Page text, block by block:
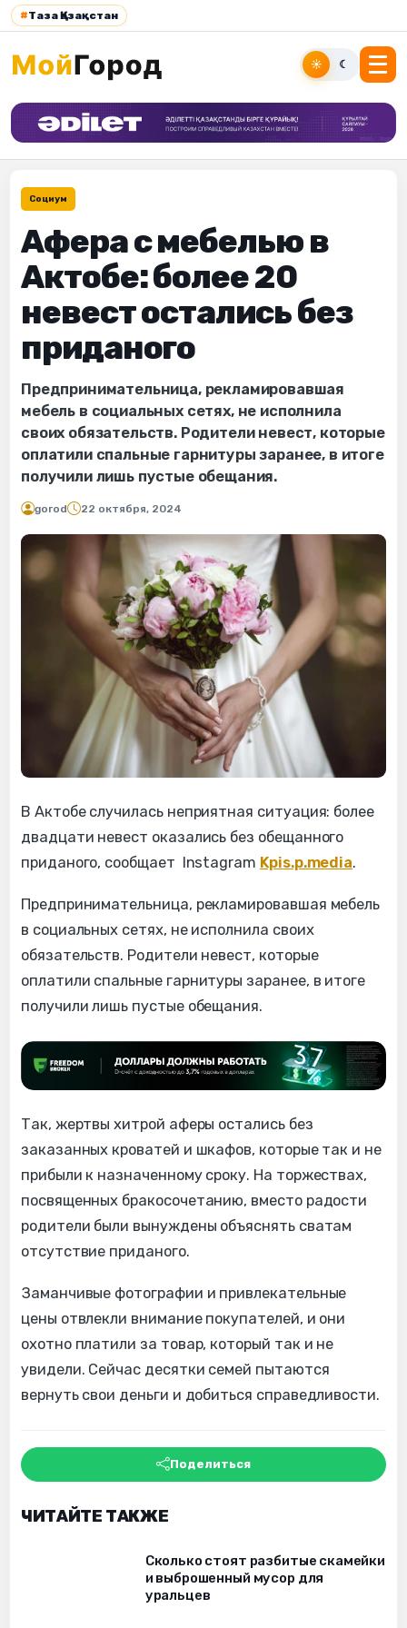
#Таза Қазақстан
☀ ☾
Социум
Афера с мебелью в
Актобе: более 20
невест остались без
приданого
Предпринимательница, рекламировавшая
мебель в социальных сетях, не исполнила
своих обязательств. Родители невест, которые
оплатили спальные гарнитуры заранее, в итоге
получили лишь пустые обещания.
gorod 22 октября, 2024
В Актобе случилась неприятная ситуация: более
двадцати невест оказались без обещанного
приданого, сообщает Instagram Kpis.p.media.
Предпринимательница, рекламировавшая мебель
в социальных сетях, не исполнила своих
обязательств. Родители невест, которые
оплатили спальные гарнитуры заранее, в итоге
получили лишь пустые обещания.
Так, жертвы хитрой аферы остались без
заказанных кроватей и шкафов, которые так и не
прибыли к назначенному сроку. На торжествах,
посвященных бракосочетанию, вместо радости
родители были вынуждены объяснять сватам
отсутствие приданого.
Заманчивые фотографии и привлекательные
цены отвлекли внимание покупателей, и они
охотно платили за товар, который так и не
увидели. Сейчас десятки семей пытаются
вернуть свои деньги и добиться справедливости.
Поделиться
ЧИТАЙТЕ ТАКЖЕ
Сколько стоят разбитые скамейки
и выброшенный мусор для
уральцев